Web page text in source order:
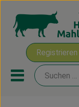
Registrieren
Mobiles